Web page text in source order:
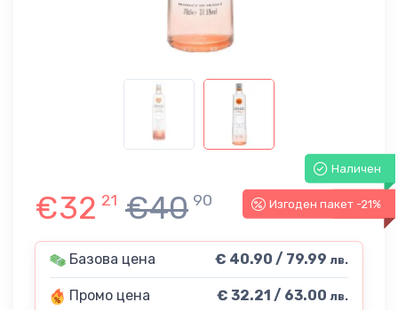
Наличен
-21%
Изгоден пакет -21%
€32 21 €40 90
Базова цена € 40.90 / 79.99 лв.
Промо цена € 32.21 / 63.00 лв.